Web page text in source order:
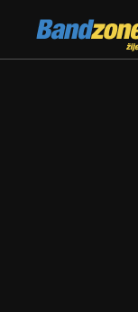
Bandzone.cz
žijeme hudbou